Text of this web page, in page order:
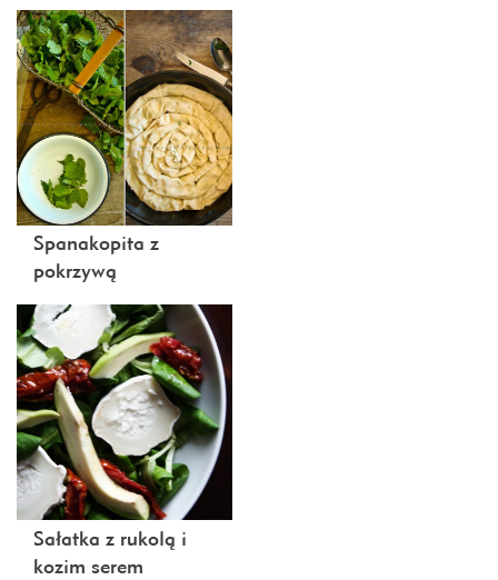
Spanakopita z
pokrzywą
Sałatka z rukolą i
kozim serem